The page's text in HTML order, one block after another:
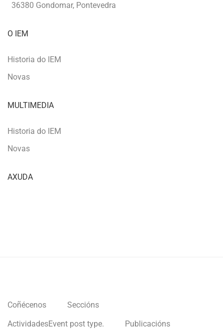
36380 Gondomar, Pontevedra
O IEM
Historia do IEM
Novas
MULTIMEDIA
Historia do IEM
Novas
AXUDA
Coñécenos
Seccións
ActividadesEvent post type. Publicacións